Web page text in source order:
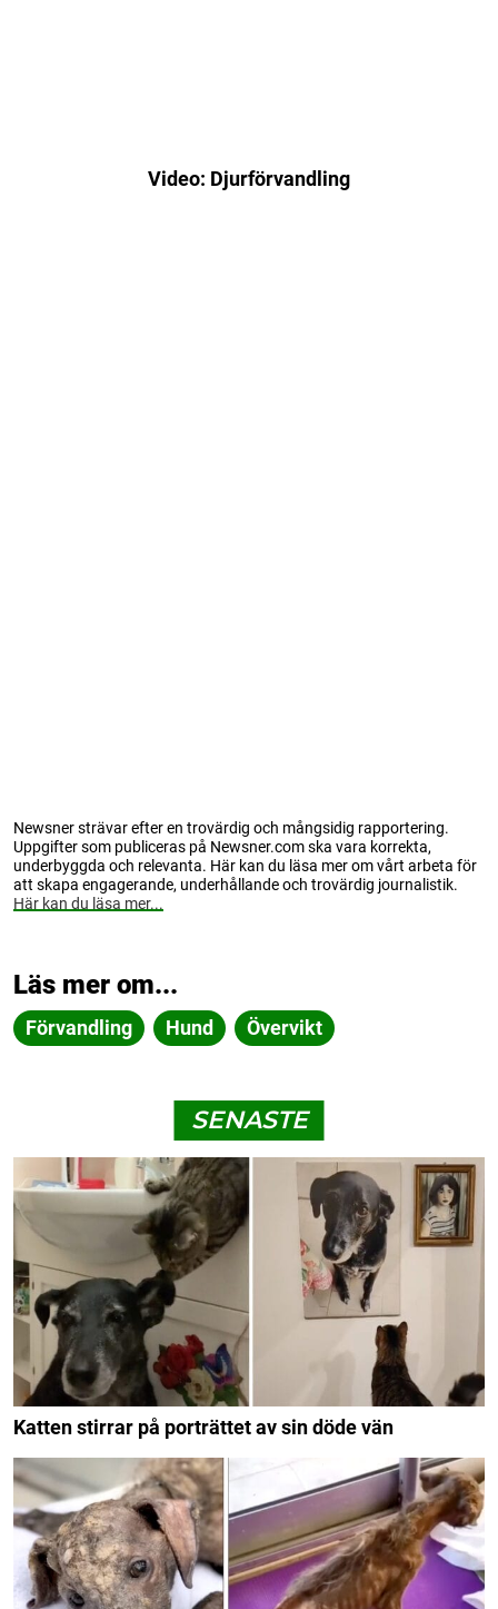
Video: Djurförvandling
Newsner strävar efter en trovärdig och mångsidig rapportering.
Uppgifter som publiceras på Newsner.com ska vara korrekta,
underbyggda och relevanta. Här kan du läsa mer om vårt arbeta för
att skapa engagerande, underhållande och trovärdig journalistik.
Här kan du läsa mer...
Läs mer om...
Förvandling Hund Övervikt
SENASTE
Katten stirrar på porträttet av sin döde vän